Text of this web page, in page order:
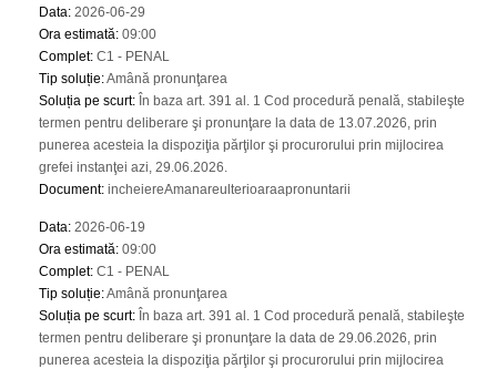
Data: 2026-06-29
Ora estimată: 09:00
Complet: C1 - PENAL
Tip soluție:Amână pronunţarea
Soluția pe scurt: În baza art. 391 al. 1 Cod procedură penală, stabileşte
termen pentru deliberare şi pronunţare la data de 13.07.2026, prin
punerea acesteia la dispoziţia părţilor şi procurorului prin mijlocirea
grefei instanţei azi, 29.06.2026.
Document: incheiereAmanareulterioaraapronuntarii
Data: 2026-06-19
Ora estimată: 09:00
Complet: C1 - PENAL
Tip soluție:Amână pronunţarea
Soluția pe scurt: În baza art. 391 al. 1 Cod procedură penală, stabileşte
termen pentru deliberare şi pronunţare la data de 29.06.2026, prin
punerea acesteia la dispoziţia părţilor şi procurorului prin mijlocirea